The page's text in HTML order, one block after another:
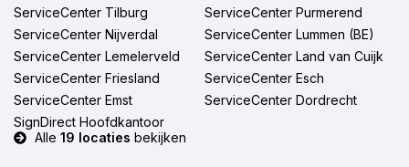
ServiceCenter Tilburg
ServiceCenter Purmerend
ServiceCenter Nijverdal
ServiceCenter Lummen (BE)
ServiceCenter Lemelerveld
ServiceCenter Land van Cuijk
ServiceCenter Friesland
ServiceCenter Esch
ServiceCenter Emst
ServiceCenter Dordrecht
SignDirect Hoofdkantoor
Alle 19 locaties bekijken